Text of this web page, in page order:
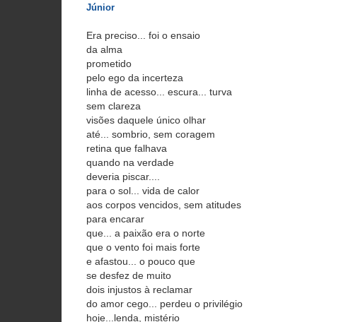
Júnior
Era preciso... foi o ensaio
da alma
prometido
pelo ego da incerteza
linha de acesso... escura... turva
sem clareza
visões daquele único olhar
até... sombrio, sem coragem
retina que falhava
quando na verdade
deveria piscar....
para o sol... vida de calor
aos corpos vencidos, sem atitudes
para encarar
que... a paixão era o norte
que o vento foi mais forte
e afastou... o pouco que
se desfez de muito
dois injustos à reclamar
do amor cego... perdeu o privilégio
hoje...lenda, mistério